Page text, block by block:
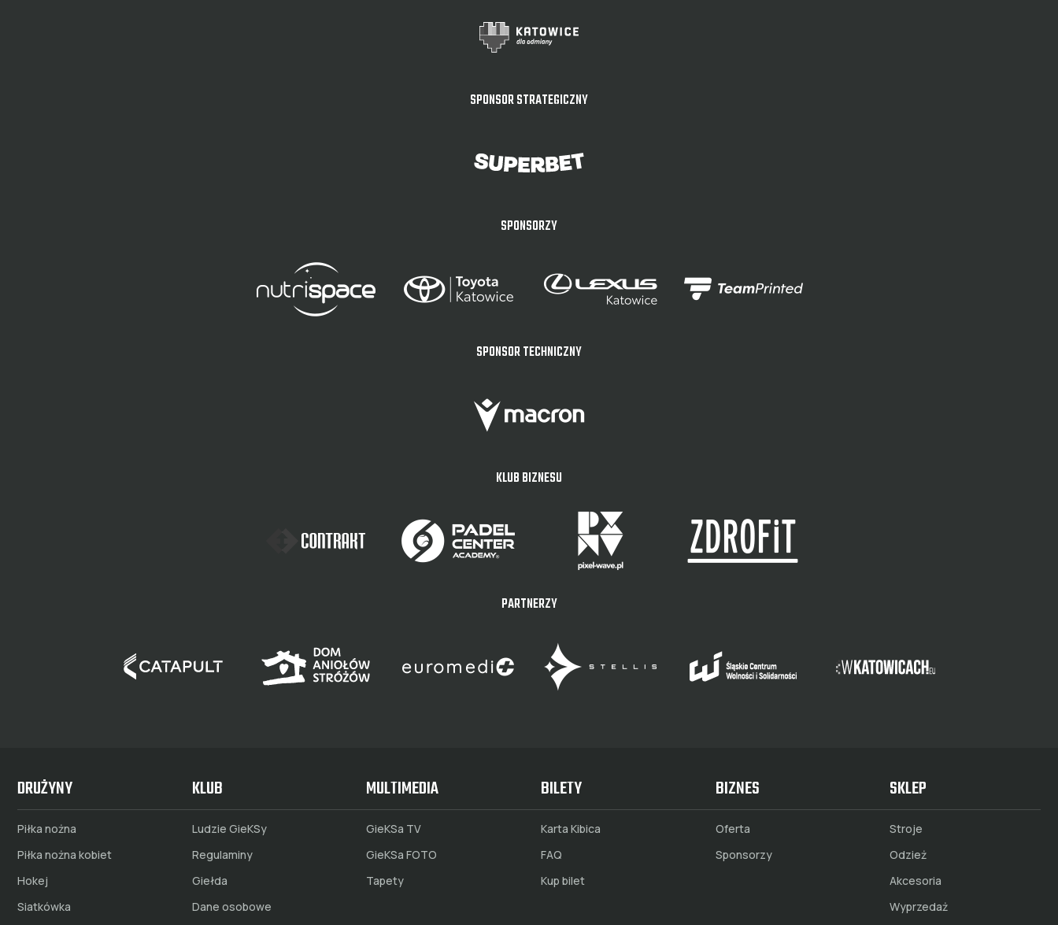
SPONSOR STRATEGICZNY
SPONSORZY
SPONSOR TECHNICZNY
KLUB BIZNESU
PARTNERZY
DRUŻYNY
Piłka nożna
Piłka nożna kobiet
Hokej
Siatkówka
KLUB
Ludzie GieKSy
Regulaminy
Giełda
Dane osobowe
MULTIMEDIA
GieKSa TV
GieKSa FOTO
Tapety
BILETY
Karta Kibica
FAQ
Kup bilet
BIZNES
Oferta
Sponsorzy
SKLEP
Stroje
Odzież
Akcesoria
Wyprzedaż